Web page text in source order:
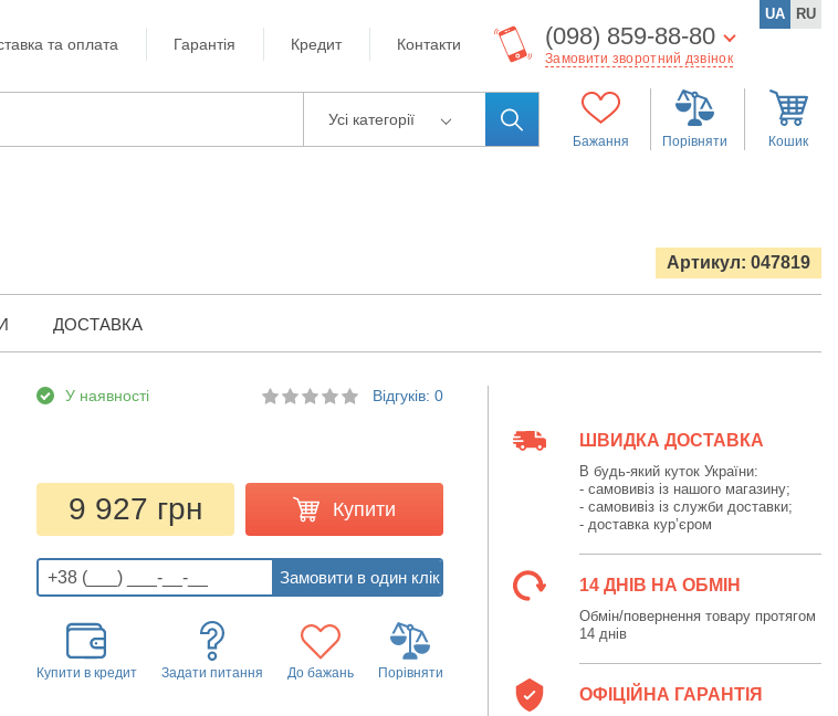
та оплата Гарантія Кредит Контакти (098) 859-88-80
Замовити зворотний дзвінок
UA RU
Усі категорії
Бажання Порівняти Кошик
Артикул: 047819
ДОСТАВКА
У наявності Відгуків: 0
9 927 грн Купити
Купити в кредит Задати питання До бажань Порівняти
ШВИДКА ДОСТАВКА
В будь-який куток України:
- самовивіз із нашого магазину;
- самовивіз із служби доставки;
- доставка кур’єром
14 ДНІВ НА ОБМІН
Обмін/повернення товару протягом
14 днів
ОФІЦІЙНА ГАРАНТІЯ